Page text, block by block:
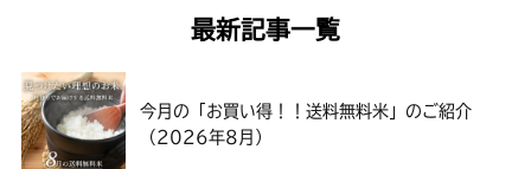
最新記事一覧
今月の「お買い得！！送料無料米」のご紹介
（2026年8月）